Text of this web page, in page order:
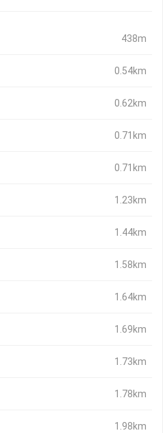
438m
0.54km
0.62km
0.71km
0.71km
1.23km
1.44km
1.58km
1.64km
1.69km
1.73km
1.78km
1.98km